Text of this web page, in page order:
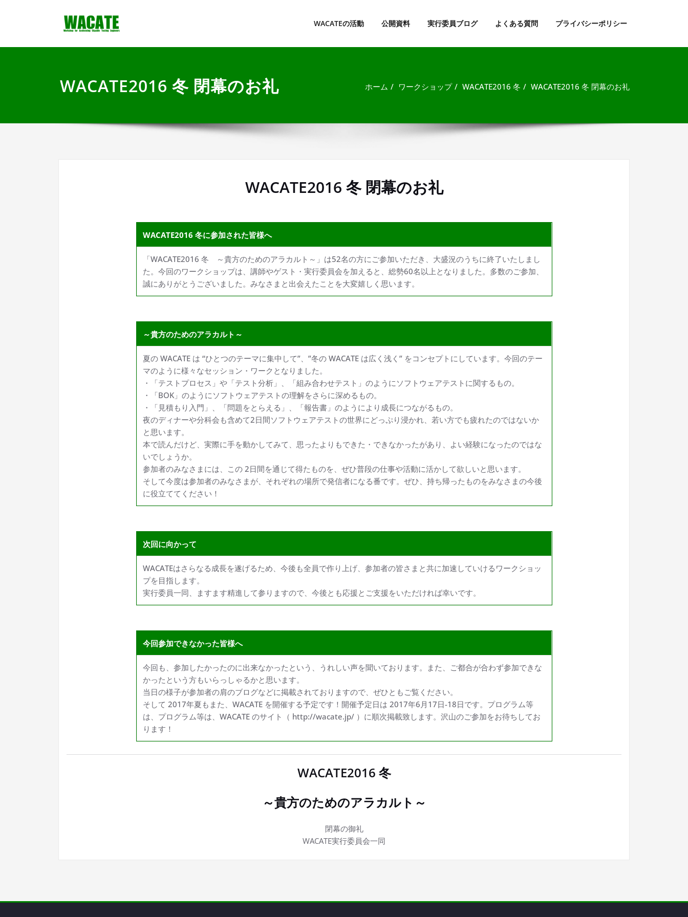
WACATEの活動 公開資料 実行委員ブログ よくある質問 プライバシーポリシー
WACATE2016 冬 閉幕のお礼 ホーム ワークショップ WACATE2016 冬 WACATE2016 冬 閉幕のお礼
WACATE2016 冬 閉幕のお礼
WACATE2016 冬に参加された皆様へ
「WACATE2016 冬 ～貴方のためのアラカルト～」は52名の方にご参加いただき、大盛況のうちに終了いたしまし
た。今回のワークショップは、講師やゲスト・実行委員会を加えると、総勢60名以上となりました。多数のご参加、
誠にありがとうございました。みなさまと出会えたことを大変嬉しく思います。
～貴方のためのアラカルト～
夏の WACATE は “ひとつのテーマに集中して”、”冬の WACATE は広く浅く” をコンセプトにしています。今回のテー
マのように様々なセッション・ワークとなりました。
・「テストプロセス」や「テスト分析」、「組み合わせテスト」のようにソフトウェアテストに関するもの。
・「BOK」のようにソフトウェアテストの理解をさらに深めるもの。
・「見積もり入門」、「問題をとらえる」、「報告書」のようにより成長につながるもの。
夜のディナーや分科会も含めて2日間ソフトウェアテストの世界にどっぷり浸かれ、若い方でも疲れたのではないか
と思います。
本で読んだけど、実際に手を動かしてみて、思ったよりもできた・できなかったがあり、よい経験になったのではな
いでしょうか。
参加者のみなさまには、この 2日間を通じて得たものを、ぜひ普段の仕事や活動に活かして欲しいと思います。
そして今度は参加者のみなさまが、それぞれの場所で発信者になる番です。ぜひ、持ち帰ったものをみなさまの今後
に役立ててください！
次回に向かって
WACATEはさらなる成長を遂げるため、今後も全員で作り上げ、参加者の皆さまと共に加速していけるワークショッ
プを目指します。
実行委員一同、ますます精進して参りますので、今後とも応援とご支援をいただければ幸いです。
今回参加できなかった皆様へ
今回も、参加したかったのに出来なかったという、うれしい声を聞いております。また、ご都合が合わず参加できな
かったという方もいらっしゃるかと思います。
当日の様子が参加者の肩のブログなどに掲載されておりますので、ぜひともご覧ください。
そして 2017年夏もまた、WACATE を開催する予定です！開催予定日は 2017年6月17日-18日です。プログラム等
は、プログラム等は、WACATE のサイト（ http://wacate.jp/ ）に順次掲載致します。沢山のご参加をお待ちしてお
ります！
WACATE2016 冬
～貴方のためのアラカルト～
閉幕の御礼
WACATE実行委員会一同